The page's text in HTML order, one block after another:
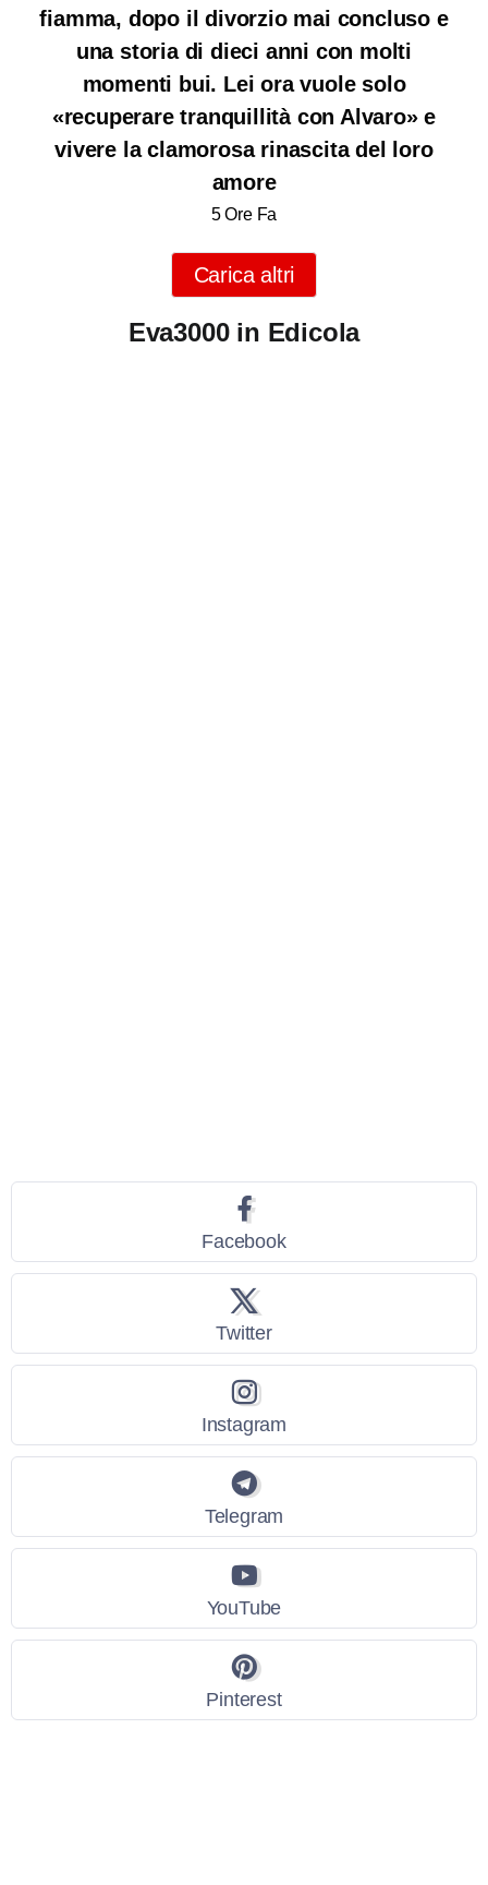
fiamma, dopo il divorzio mai concluso e
una storia di dieci anni con molti
momenti bui. Lei ora vuole solo
«recuperare tranquillità con Alvaro» e
vivere la clamorosa rinascita del loro
amore
5 Ore Fa
Carica altri
Eva3000 in Edicola
Facebook
Twitter
Instagram
Telegram
YouTube
Pinterest